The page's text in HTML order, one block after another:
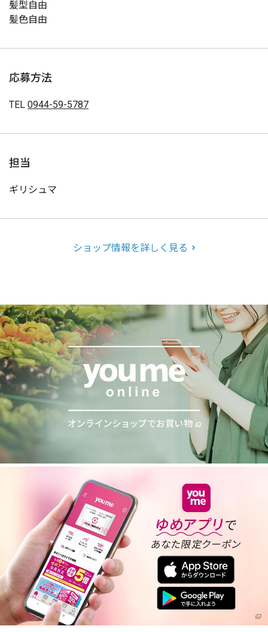
髪型自由
髪色自由
応募方法
TEL 0944-59-5787
担当
ギリシュマ
ショップ情報を詳しく見る